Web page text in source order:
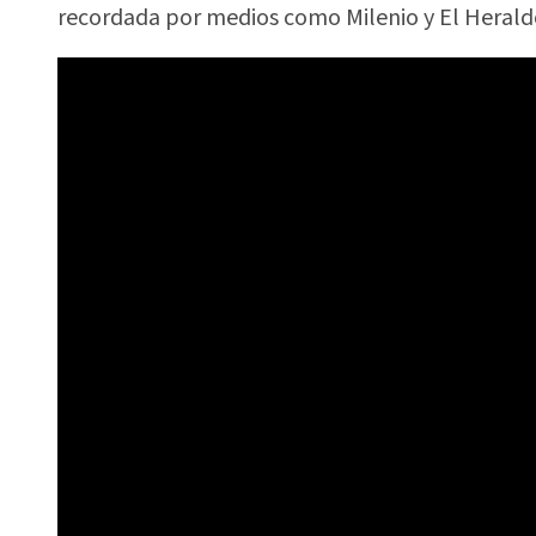
recordada por medios como Milenio y El